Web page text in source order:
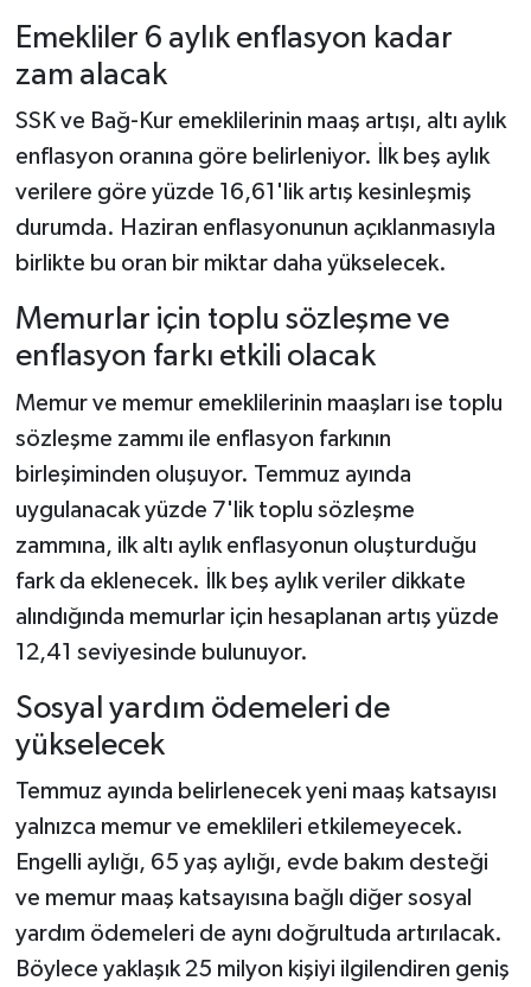
Emekliler 6 aylık enflasyon kadar
zam alacak
SSK ve Bağ-Kur emeklilerinin maaş artışı, altı aylık
enflasyon oranına göre belirleniyor. İlk beş aylık
verilere göre yüzde 16,61'lik artış kesinleşmiş
durumda. Haziran enflasyonunun açıklanmasıyla
birlikte bu oran bir miktar daha yükselecek.
Memurlar için toplu sözleşme ve
enflasyon farkı etkili olacak
Memur ve memur emeklilerinin maaşları ise toplu
sözleşme zammı ile enflasyon farkının
birleşiminden oluşuyor. Temmuz ayında
uygulanacak yüzde 7'lik toplu sözleşme
zammına, ilk altı aylık enflasyonun oluşturduğu
fark da eklenecek. İlk beş aylık veriler dikkate
alındığında memurlar için hesaplanan artış yüzde
12,41 seviyesinde bulunuyor.
Sosyal yardım ödemeleri de
yükselecek
Temmuz ayında belirlenecek yeni maaş katsayısı
yalnızca memur ve emeklileri etkilemeyecek.
Engelli aylığı, 65 yaş aylığı, evde bakım desteği
ve memur maaş katsayısına bağlı diğer sosyal
yardım ödemeleri de aynı doğrultuda artırılacak.
Böylece yaklaşık 25 milyon kişiyi ilgilendiren geniş